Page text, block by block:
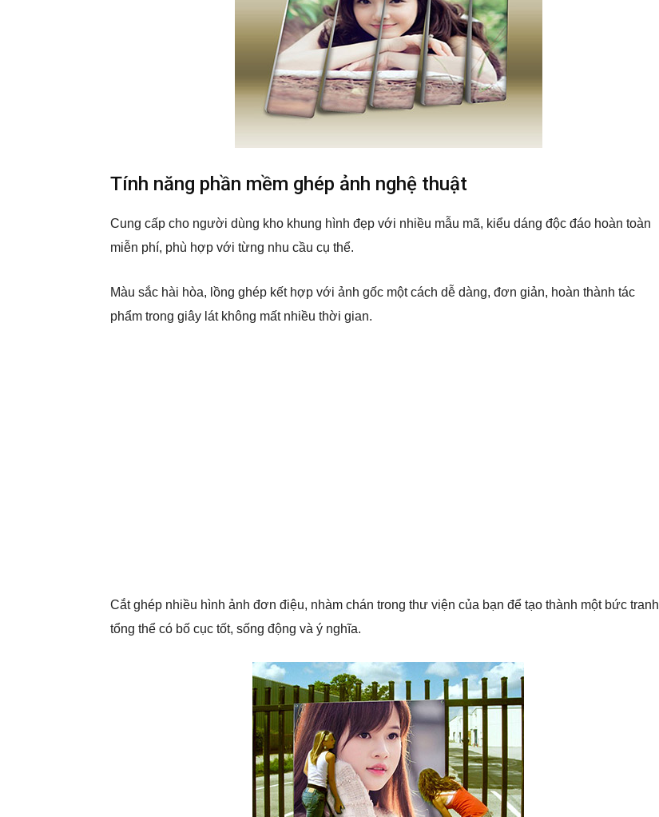
Tính năng phần mềm ghép ảnh nghệ thuật
Cung cấp cho người dùng kho khung hình đẹp với nhiều mẫu mã, kiểu dáng độc đáo hoàn toàn
miễn phí, phù hợp với từng nhu cầu cụ thể.
Màu sắc hài hòa, lồng ghép kết hợp với ảnh gốc một cách dễ dàng, đơn giản, hoàn thành tác
phẩm trong giây lát không mất nhiều thời gian.
Cắt ghép nhiều hình ảnh đơn điệu, nhàm chán trong thư viện của bạn để tạo thành một bức tranh
tổng thể có bố cục tốt, sống động và ý nghĩa.